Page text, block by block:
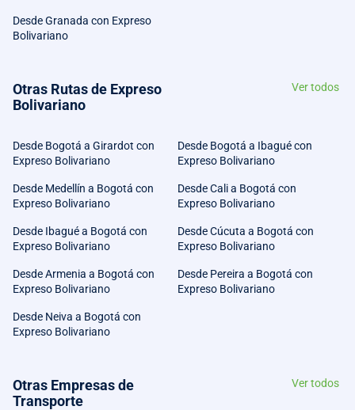
Desde Granada con Expreso
Bolivariano
Otras Rutas de Expreso
Bolivariano
Ver todos
Desde Bogotá a Girardot con
Expreso Bolivariano
Desde Bogotá a Ibagué con
Expreso Bolivariano
Desde Medellín a Bogotá con
Expreso Bolivariano
Desde Cali a Bogotá con
Expreso Bolivariano
Desde Ibagué a Bogotá con
Expreso Bolivariano
Desde Cúcuta a Bogotá con
Expreso Bolivariano
Desde Armenia a Bogotá con
Expreso Bolivariano
Desde Pereira a Bogotá con
Expreso Bolivariano
Desde Neiva a Bogotá con
Expreso Bolivariano
Otras Empresas de
Transporte
Ver todos